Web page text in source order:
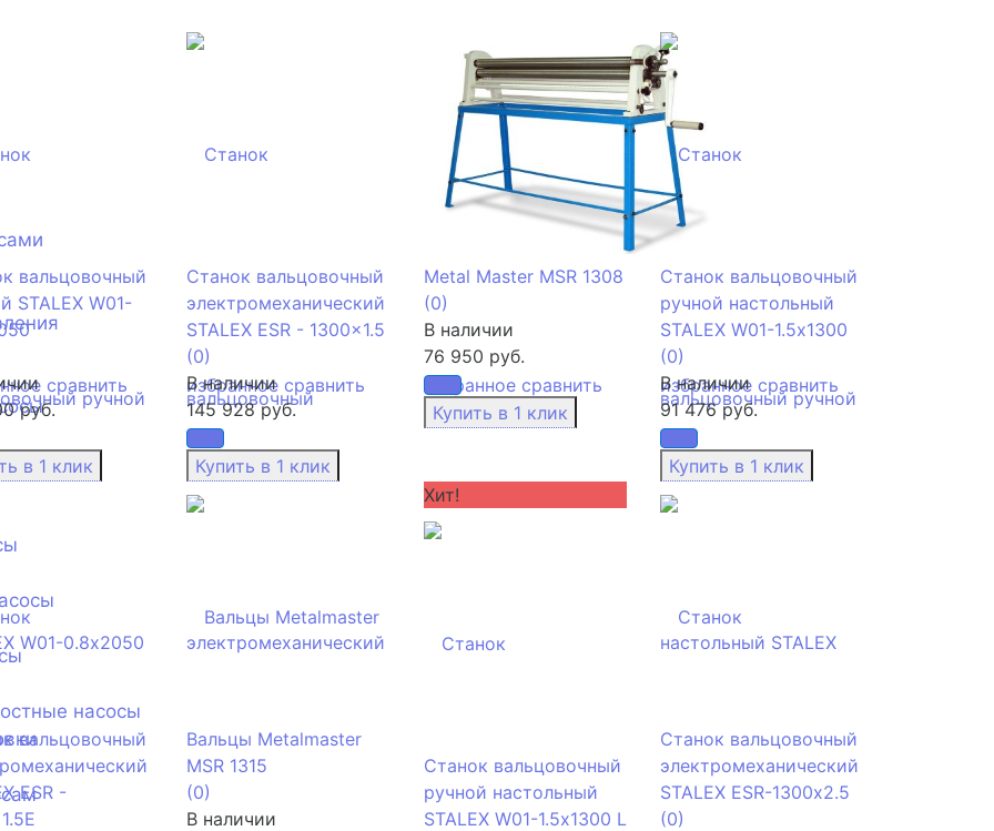
насосы
сравнить
вальцовочный
STALEX W01-
руб.
избранное сравнить
Станок вальцовочный
электромеханический
STALEX ESR - 1300x1.5
(0)
В наличии
145 928 руб.
избранное сравнить
Metal Master MSR 1308
(0)
В наличии
76 950 руб.
избранное сравнить
Станок вальцовочный
ручной настольный
STALEX W01-1.5х1300
(0)
В наличии
91 476 руб.
вальцовочный
ESR -
Вальцы Metalmaster
MSR 1315
(0)
В наличии
Хит!
Станок вальцовочный
ручной настольный
STALEX W01-1.5х1300 L
Станок вальцовочный
электромеханический
STALEX ESR-1300х2.5
(0)